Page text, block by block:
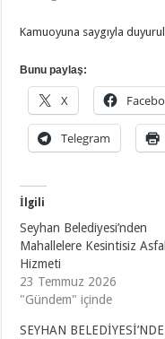
Kamuoyuna saygıyla
Bunu paylaş:
X
Telegram
İlgili
Seyhan Belediyesi’nden
Mahallelere Kesintisiz
Hizmeti
23 Temmuz 2026
"Gündem" içinde
SEYHAN